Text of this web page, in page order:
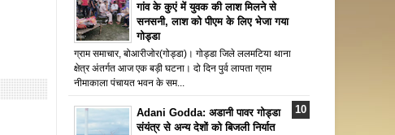
गांव के कुएं में युवक की लाश मिलने से
सनसनी, लाश को पीएम के लिए भेजा गया
गोड्डा
ग्राम समाचार, बोआरीजोर(गोड्डा)। गोड्डा जिले ललमटिया थाना
क्षेत्र अंतर्गत आज एक बड़ी घटना। दो दिन पुर्व लापता ग्राम
नीमाकाला पंचायत भवन के सम...
Adani Godda: अडानी पावर गोड्डा
संयंत्र से अन्य देशों को बिजली निर्यात